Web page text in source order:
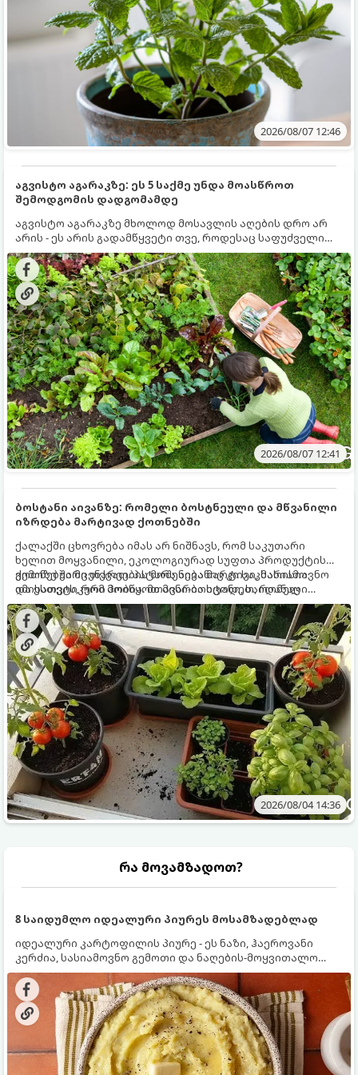
2026/08/07 12:46
აგვისტო აგარაკზე: ეს 5 საქმე უნდა მოასწროთ
შემოდგომის დადგომამდე
აგვისტო აგარაკზე მხოლოდ მოსავლის აღების დრო არ
არის - ეს არის გადამწყვეტი თვე, როდესაც საფუძველი
ეყრება მომავალი წლის მოსავალს და ბაღი მზადდება
შემოდგომა-ზამთრის სეზონისთვის. იმისათვის, რომ
ნიადაგმა ენერგია აღიდგინოს, ხოლო მცენარეებმა
ზამთარს გაუძლონ, აგვისტოს ბოლომდე 5
მნიშვნელოვანი საქმის გაკეთება უნდა მოასწროთ:
2026/08/07 12:41
ბოსტანი აივანზე: რომელი ბოსტნეული და მწვანილი
იზრდება მარტივად ქოთნებში
ქალაქში ცხოვრება იმას არ ნიშნავს, რომ საკუთარი
ხელით მოყვანილი, ეკოლოგიურად სუფთა პროდუქტის
გემოზე უარი თქვათ. პატარა აივანიც კი საკმარისია
იმისათვის, რომ მოიწყოთ მინი-ბოსტანი, საიდანაც
ყოველდღიურად ახალ, არომატულ მწვანილსა და
ბოსტნეულს მოკრეფთ.
ქოთნებში მცენარეების მოშენება მარტივი, სასიამოვნო
და ესთეტიკური ჰობია. მთავარია იცოდეთ, რომელი
კულტურები ეგუებიან ქოთნის პირობებს ყველაზე კარგად
და როგორ მოუაროთ მათ სწორად.
2026/08/04 14:36
რა მოვამზადოთ?
8 საიდუმლო იდეალური პიურეს მოსამზადებლად
იდეალური კარტოფილის პიურე - ეს ნაზი, ჰაეროვანი
კერძია, სასიამოვნო გემოთი და ნაღების-მოყვითალო
ფერით. მისი მომზადება ძალიან მარტივია, მაგრამ
არსებობს რამდენიმე საიდუმლო, რომლებიც უნდა
იცოდეთ, რომ პიურე იდეალურად გემრიელი გამოვიდეს.